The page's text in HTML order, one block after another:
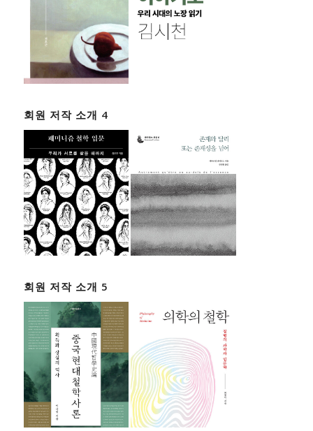
회원 저작 소개 4
회원 저작 소개 5